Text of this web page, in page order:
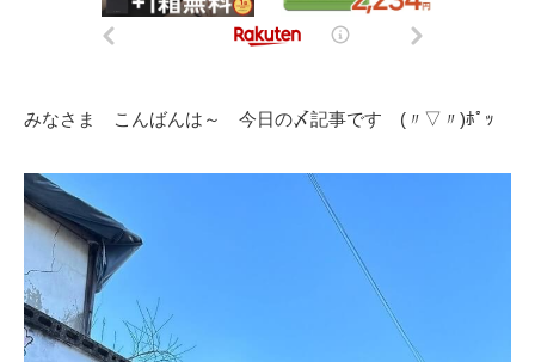
みなさま こんばんは～ 今日の〆記事です (〃▽〃)ﾎﾟｯ